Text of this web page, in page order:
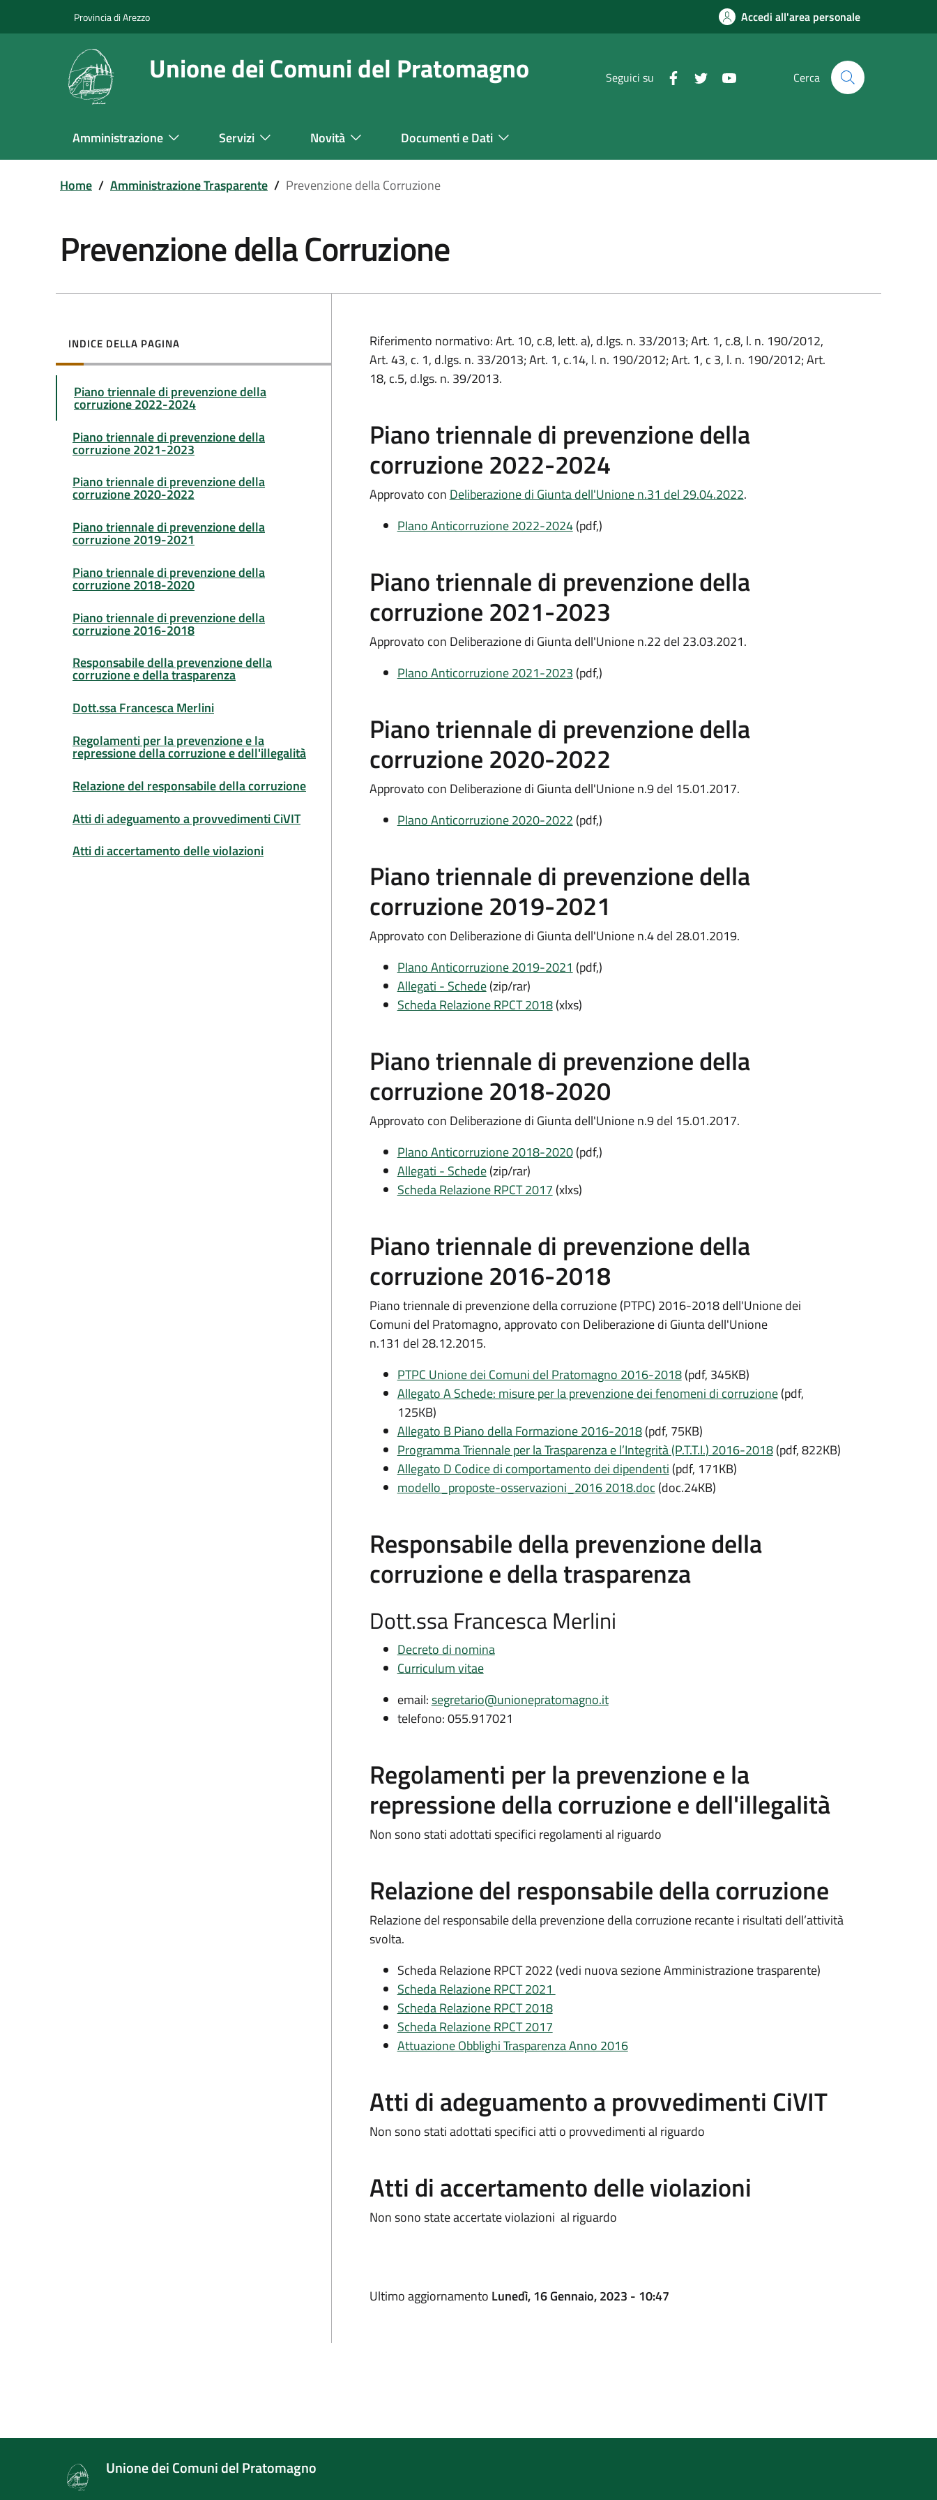
Provincia di Arezzo Accedi all'area personale
Unione dei Comuni del Pratomagno Seguici su Cerca
Navigazione
Principale
Amministrazione Servizi Novità Documenti e Dati
Home / Amministrazione Trasparente / Prevenzione della Corruzione
Prevenzione della Corruzione
INDICE DELLA PAGINA
Piano triennale di prevenzione della
corruzione 2022-2024
Piano triennale di prevenzione della
corruzione 2021-2023
Piano triennale di prevenzione della
corruzione 2020-2022
Piano triennale di prevenzione della
corruzione 2019-2021
Piano triennale di prevenzione della
corruzione 2018-2020
Piano triennale di prevenzione della
corruzione 2016-2018
Responsabile della prevenzione della
corruzione e della trasparenza
Dott.ssa Francesca Merlini
Regolamenti per la prevenzione e la
repressione della corruzione e dell'illegalità
Relazione del responsabile della corruzione
Atti di adeguamento a provvedimenti CiVIT
Atti di accertamento delle violazioni
Riferimento normativo: Art. 10, c.8, lett. a), d.lgs. n. 33/2013; Art. 1, c.8, l. n. 190/2012,
Art. 43, c. 1, d.lgs. n. 33/2013; Art. 1, c.14, l. n. 190/2012; Art. 1, c 3, l. n. 190/2012; Art.
18, c.5, d.lgs. n. 39/2013.
Piano triennale di prevenzione della
corruzione 2022-2024
Approvato con Deliberazione di Giunta dell'Unione n.31 del 29.04.2022.
PIano Anticorruzione 2022-2024(pdf,)
Piano triennale di prevenzione della
corruzione 2021-2023
Approvato con Deliberazione di Giunta dell'Unione n.22 del 23.03.2021.
PIano Anticorruzione 2021-2023 (pdf,)
Piano triennale di prevenzione della
corruzione 2020-2022
Approvato con Deliberazione di Giunta dell'Unione n.9 del 15.01.2017.
PIano Anticorruzione 2020-2022 (pdf,)
Piano triennale di prevenzione della
corruzione 2019-2021
Approvato con Deliberazione di Giunta dell'Unione n.4 del 28.01.2019.
PIano Anticorruzione 2019-2021 (pdf,)
Allegati - Schede(zip/rar)
Scheda Relazione RPCT 2018(xlxs)
Piano triennale di prevenzione della
corruzione 2018-2020
Approvato con Deliberazione di Giunta dell'Unione n.9 del 15.01.2017.
PIano Anticorruzione 2018-2020(pdf,)
Allegati - Schede(zip/rar)
Scheda Relazione RPCT 2017 (xlxs)
Piano triennale di prevenzione della
corruzione 2016-2018
Piano triennale di prevenzione della corruzione (PTPC) 2016-2018 dell'Unione dei
Comuni del Pratomagno, approvato con Deliberazione di Giunta dell'Unione
n.131 del 28.12.2015.
PTPC Unione dei Comuni del Pratomagno 2016-2018(pdf, 345KB)
Allegato A Schede: misure per la prevenzione dei fenomeni di corruzione(pdf,
125KB)
Allegato B Piano della Formazione 2016-2018(pdf, 75KB)
Programma Triennale per la Trasparenza e l’Integrità (P.T.T.I.) 2016-2018(pdf, 822KB)
Allegato D Codice di comportamento dei dipendenti (pdf, 171KB)
modello_proposte-osservazioni_2016 2018.doc(doc.24KB)
Responsabile della prevenzione della
corruzione e della trasparenza
Dott.ssa Francesca Merlini
Decreto di nomina
Curriculum vitae
email:segretario@unionepratomagno.it
telefono: 055.917021
Regolamenti per la prevenzione e la
repressione della corruzione e dell'illegalità
Non sono stati adottati specifici regolamenti al riguardo
Relazione del responsabile della corruzione
Relazione del responsabile della prevenzione della corruzione recante i risultati dell’attività
svolta.
Scheda Relazione RPCT 2022 (vedi nuova sezione Amministrazione trasparente)
Scheda Relazione RPCT 2021
Scheda Relazione RPCT 2018
Scheda Relazione RPCT 2017
Attuazione Obblighi Trasparenza Anno 2016
Atti di adeguamento a provvedimenti CiVIT
Non sono stati adottati specifici atti o provvedimenti al riguardo
Atti di accertamento delle violazioni
Non sono state accertate violazioni al riguardo
Ultimo aggiornamento Lunedì, 16 Gennaio, 2023 - 10:47
Unione dei Comuni del Pratomagno